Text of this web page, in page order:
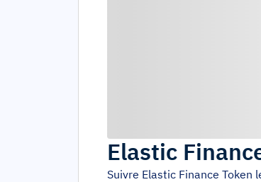
Elastic
Suivre Elastic Finance Token